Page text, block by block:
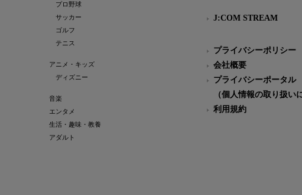
プロ野球
サッカー
ゴルフ
テニス
アニメ・キッズ
ディズニー
音楽
エンタメ
生活・趣味・教養
アダルト
J:COM STREAM
プライバシーポリシー
会社概要
プライバシーポータル
（個人情報の取り扱い
利用規約